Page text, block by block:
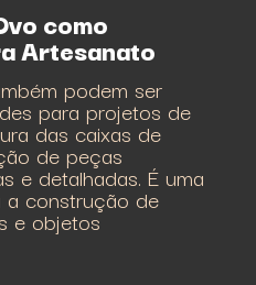
podem ser
para projetos de
das caixas de
de peças
e detalhadas. É uma
a construção de
e objetos
como
Artesanato